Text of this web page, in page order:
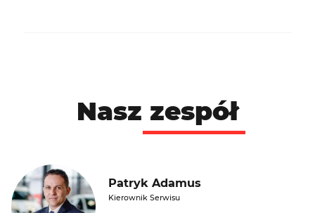
Nasz zespół
Patryk Adamus
Kierownik Serwisu